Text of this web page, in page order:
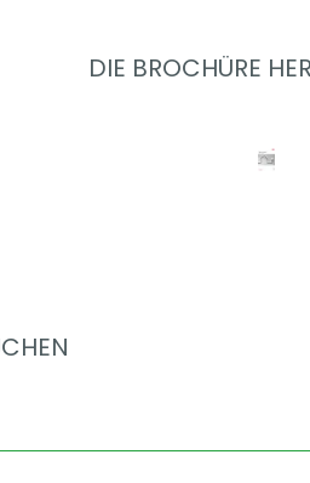
DIE BROCHÜRE